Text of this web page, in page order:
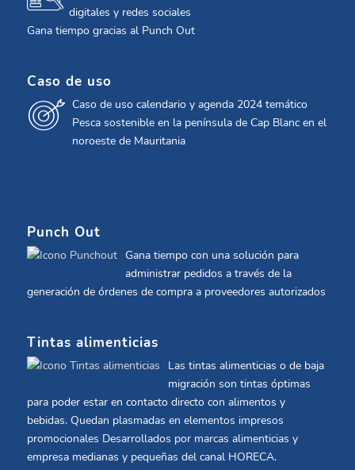
digitales y redes sociales
Gana tiempo gracias al Punch Out
Caso de uso
Caso de uso calendario y agenda 2024 temático
Pesca sostenible en la península de Cap Blanc en el
noroeste de Mauritania
Punch Out
Gana tiempo con una solución para
administrar pedidos a través de la
generación de órdenes de compra a proveedores autorizados
Tintas alimenticias
Las tintas alimenticias o de baja
migración son tintas óptimas
para poder estar en contacto directo con alimentos y
bebidas. Quedan plasmadas en elementos impresos
promocionales Desarrollados por marcas alimenticias y
empresa medianas y pequeñas del canal HORECA.